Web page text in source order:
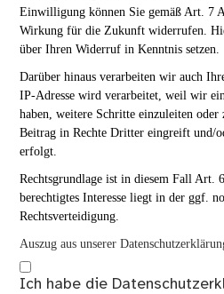
Einwilligung können Sie gemäß Art. 7
Wirkung für die Zukunft widerrufen.
über Ihren Widerruf in Kenntnis setzen.
Darüber hinaus verarbeiten wir auch
IP-Adresse wird verarbeitet, weil wir
haben, weitere Schritte einzuleiten
Beitrag in Rechte Dritter eingreift und/
erfolgt.
Rechtsgrundlage ist in diesem Fall
berechtigtes Interesse liegt in der ggf.
Rechtsverteidigung.
Auszug aus unserer
Ich habe die